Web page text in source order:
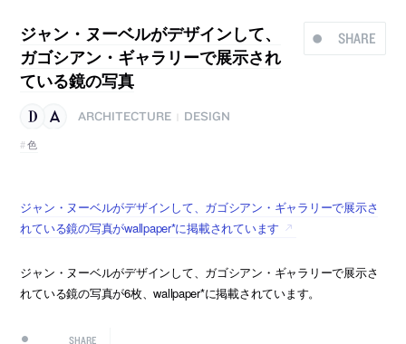
SHARE
ジャン・ヌーベルがデザインして、
ガゴシアン・ギャラリーで展示され
ている鏡の写真
ARCHITECTURE
DESIGN
色
ジャン・ヌーベルがデザインして、ガゴシアン・ギャラリーで展示さ
れている鏡の写真がwallpaper*に掲載されています
ジャン・ヌーベルがデザインして、ガゴシアン・ギャラリーで展示さ
れている鏡の写真が6枚、wallpaper*に掲載されています。
SHARE